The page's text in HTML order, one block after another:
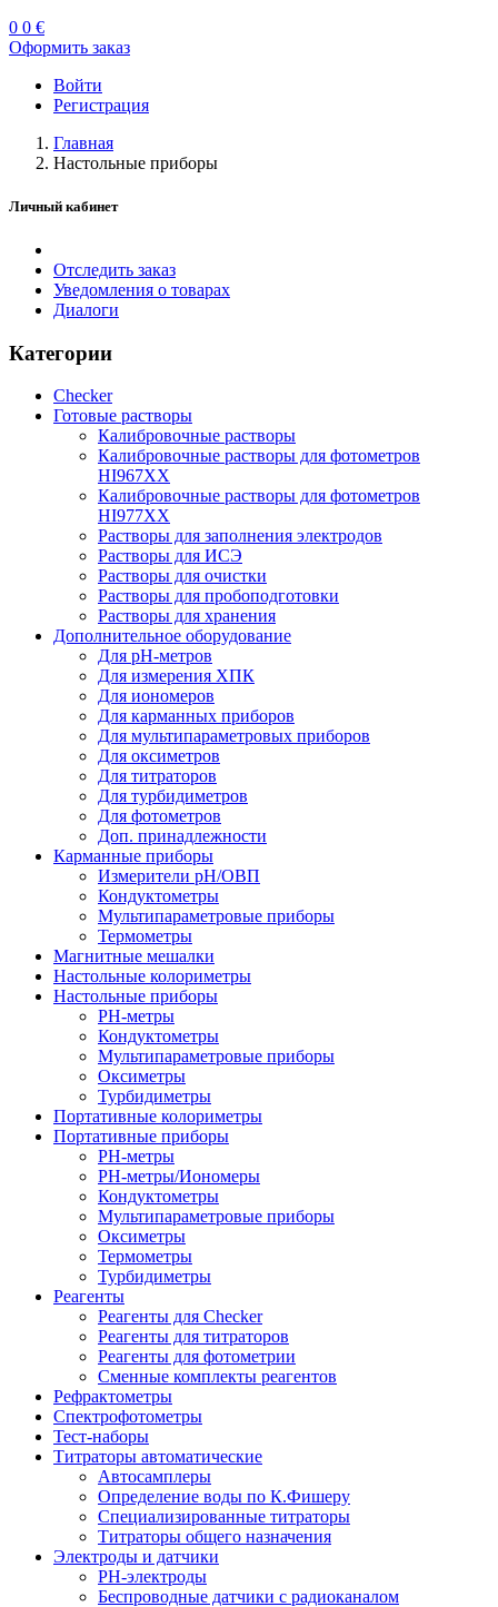
0 0 €
Оформить заказ
Войти
Регистрация
Главная
Настольные приборы
Личный кабинет
Отследить заказ
Уведомления о товарах
Диалоги
Категории
Checker
Готовые растворы
Калибровочные растворы
Калибровочные растворы для фотометров
HI967ХХ
Калибровочные растворы для фотометров
HI977ХХ
Растворы для заполнения электродов
Растворы для ИСЭ
Растворы для очистки
Растворы для пробоподготовки
Растворы для хранения
Дополнительное оборудование
Для pH-метров
Для измерения ХПК
Для иономеров
Для карманных приборов
Для мультипараметровых приборов
Для оксиметров
Для титраторов
Для турбидиметров
Для фотометров
Доп. принадлежности
Карманные приборы
Измерители pH/ОВП
Кондуктометры
Мультипараметровые приборы
Термометры
Магнитные мешалки
Настольные колориметры
Настольные приборы
PH-метры
Кондуктометры
Мультипараметровые приборы
Оксиметры
Турбидиметры
Портативные колориметры
Портативные приборы
PH-метры
PH-метры/Иономеры
Кондуктометры
Мультипараметровые приборы
Оксиметры
Термометры
Турбидиметры
Реагенты
Реагенты для Checker
Реагенты для титраторов
Реагенты для фотометрии
Сменные комплекты реагентов
Рефрактометры
Спектрофотометры
Тест-наборы
Титраторы автоматические
Автосамплеры
Определение воды по К.Фишеру
Специализированные титраторы
Титраторы общего назначения
Электроды и датчики
PH-электроды
Беспроводные датчики с радиоканалом